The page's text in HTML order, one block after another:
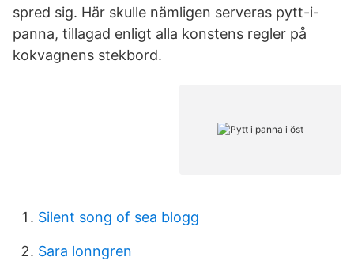
spred sig. Här skulle nämligen serveras pytt-i-
panna, tillagad enligt alla konstens regler på
kokvagnens stekbord.
Silent song of sea blogg
Sara lonngren